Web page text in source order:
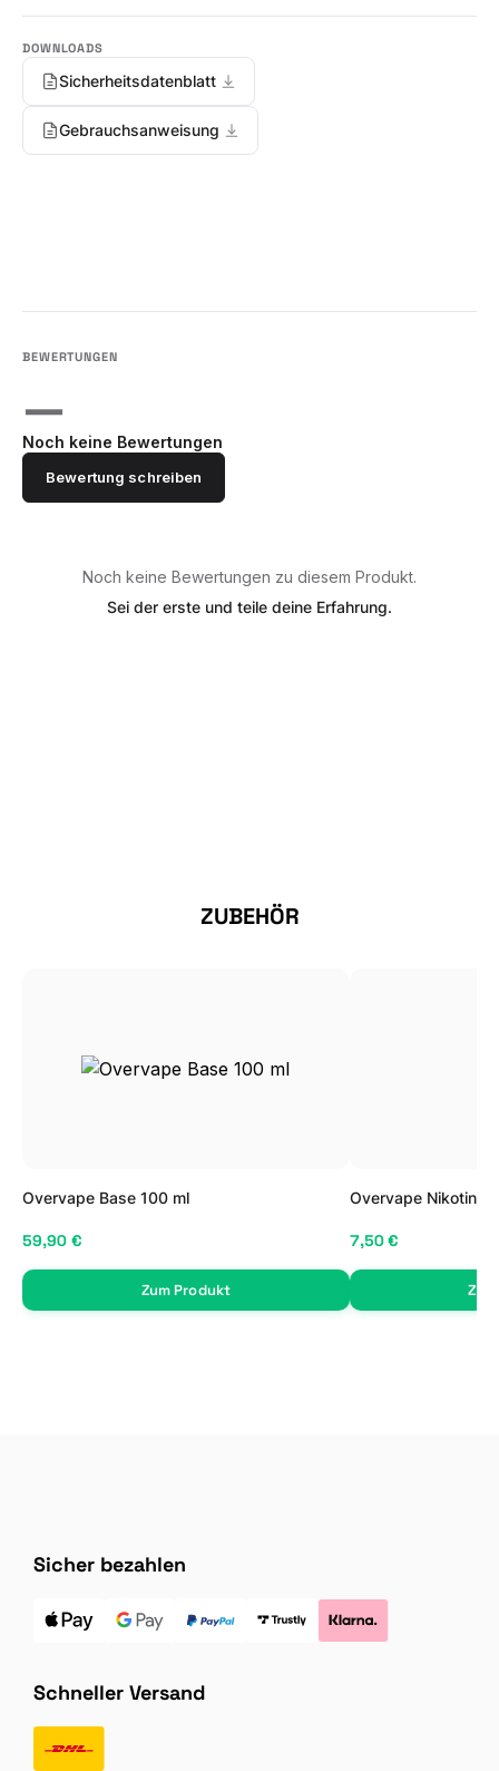
Sicherheitsdatenblatt
Gebrauchsanweisung
—
Noch keine Bewertungen
Bewertung schreiben
Noch keine Bewertungen zu diesem Produkt.
Sei der erste und teile deine Erfahrung.
Produktgalerie überspringen
ZUBEHÖR
Overvape Base 100 ml
59,90 €
Zum Produkt
Overvape Nikotin
7,50 €
Sicher bezahlen
Schneller Versand